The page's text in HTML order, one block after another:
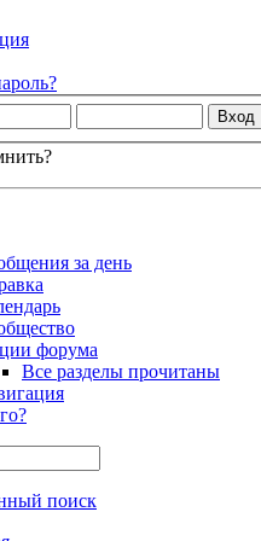
за день
форума
Все разделы прочитаны
поиск